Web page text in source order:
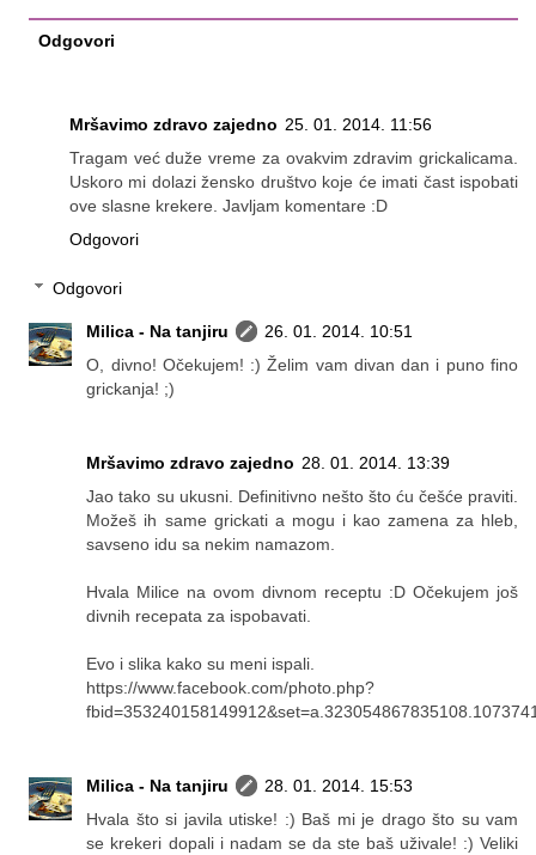
Odgovori
Mršavimo zdravo zajedno 25. 01. 2014. 11:56
Tragam već duže vreme za ovakvim zdravim grickalicama.
Uskoro mi dolazi žensko društvo koje će imati čast ispobati
ove slasne krekere. Javljam komentare :D
Odgovori
Odgovori
Milica - Na tanjiru
26. 01. 2014. 10:51
O, divno! Očekujem! :) Želim vam divan dan i puno fino
grickanja! ;)
Mršavimo zdravo zajedno 28. 01. 2014. 13:39
Jao tako su ukusni. Definitivno nešto što ću češće praviti.
Možeš ih same grickati a mogu i kao zamena za hleb,
savseno idu sa nekim namazom.
Hvala Milice na ovom divnom receptu :D Očekujem još
divnih recepata za ispobavati.
Evo i slika kako su meni ispali.
https://www.facebook.com/photo.php?
Milica - Na tanjiru
28. 01. 2014. 15:53
Hvala što si javila utiske! :) Baš mi je drago što su vam
se krekeri dopali i nadam se da ste baš uživale! :) Veliki